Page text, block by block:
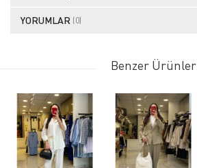
YORUMLAR (0)
Benzer Ürünler